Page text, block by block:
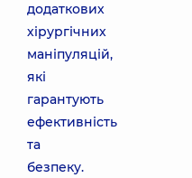
додаткових
хірургічних
маніпуляцій,
які
гарантують
ефективність
та
безпеку.